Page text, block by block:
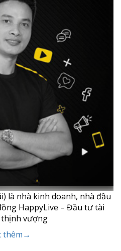
là nhà kinh doanh, nhà đầu
HappyLive – Đầu tư tài
thịnh vượng
thêm→